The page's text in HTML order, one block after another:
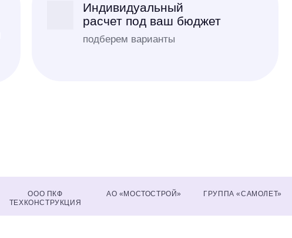
Индивидуальный
расчет под ваш бюджет
подберем варианты
ООО ПКФ
ТЕХКОНСТРУКЦИЯ
АО «МОСТОСТРОЙ» ГРУППА «САМОЛЕТ»